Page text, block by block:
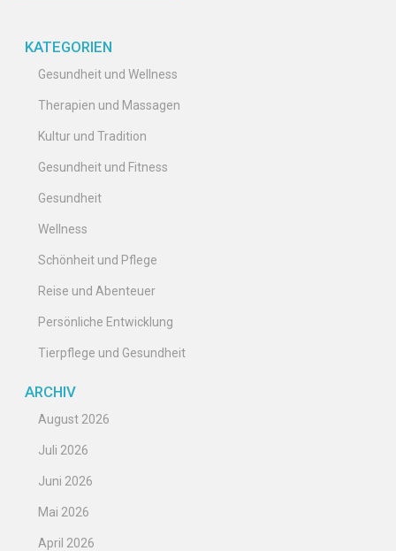
KATEGORIEN
Gesundheit und Wellness
Therapien und Massagen
Kultur und Tradition
Gesundheit und Fitness
Gesundheit
Wellness
Schönheit und Pflege
Reise und Abenteuer
Persönliche Entwicklung
Tierpflege und Gesundheit
ARCHIV
August 2026
Juli 2026
Juni 2026
Mai 2026
April 2026